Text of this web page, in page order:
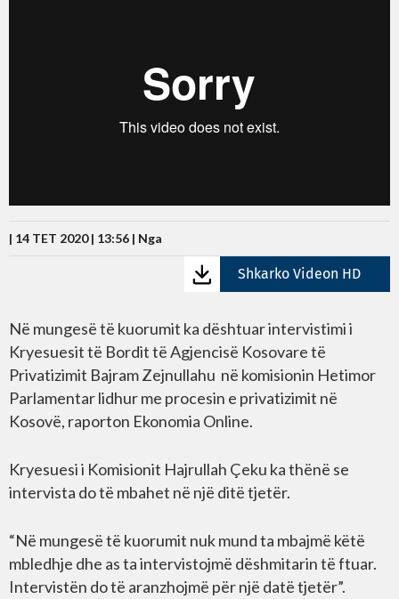
| 14 TET 2020 | 13:56 | Nga
Shkarko Videon HD
Në mungesë të kuorumit ka dështuar intervistimi i
Kryesuesit të Bordit të Agjencisë Kosovare të
Privatizimit Bajram Zejnullahu në komisionin Hetimor
Parlamentar lidhur me procesin e privatizimit në
Kosovë, raporton Ekonomia Online.
Kryesuesi i Komisionit Hajrullah Çeku ka thënë se
intervista do të mbahet në një ditë tjetër.
“Në mungesë të kuorumit nuk mund ta mbajmë këtë
mbledhje dhe as ta intervistojmë dëshmitarin të ftuar.
Intervistën do të aranzhojmë për një datë tjetër”.